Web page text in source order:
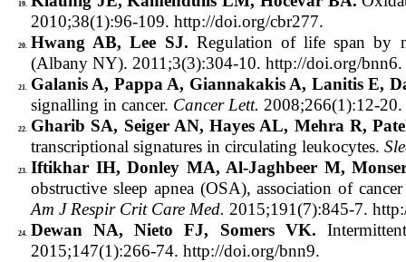
19.
2010;38(1):96-109. http://doi.org/cbr277.
20. Hwang AB, Lee SJ. Regulation of life span by
(Albany NY). 2011;3(3):304-10. http://doi.org/bnn6.
21. Galanis A, Pappa A, Giannakakis A, Lanitis E,
signalling in cancer. Cancer Lett. 2008;266(1):12-
22. Gharib SA, Seiger AN, Hayes AL, Mehra R,
transcriptional signatures in circulating leukocytes.
23. Iftikhar IH, Donley MA, Al-Jaghbeer M,
obstructive sleep apnea (OSA), association of
Am J Respir Crit Care Med. 2015;191(7):845-7.
24. Dewan NA, Nieto FJ, Somers VK.
2015;147(1):266-74. http://doi.org/bnn9.